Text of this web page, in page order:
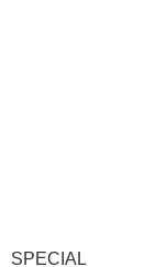
SPECIAL